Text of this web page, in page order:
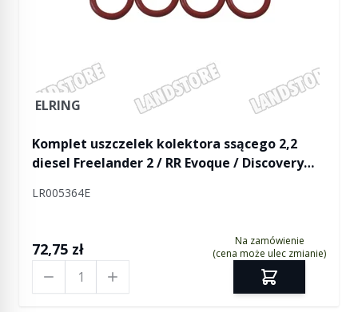
ELRING
Komplet uszczelek kolektora ssącego 2,2
diesel Freelander 2 / RR Evoque / Discovery
LR005364E
72,75 zł
Na zamówienie
(cena może ulec zmianie)